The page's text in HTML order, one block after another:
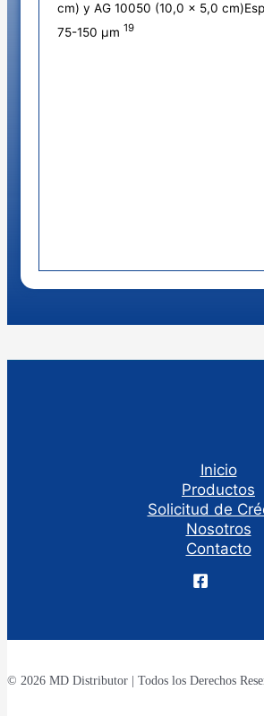
cm) y AG 10050 (10,0 x 5,0
75-150 µm 19
Inicio
Productos
Solicitud de
Nosotros
Contacto
© 2026 MD Distributor | Todos los Derechos